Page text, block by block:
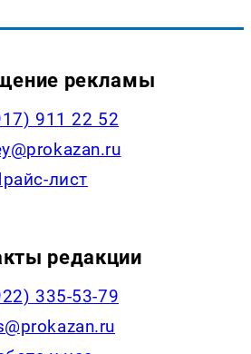
рекламы
911 22 52
лист
редакции
335-53-79